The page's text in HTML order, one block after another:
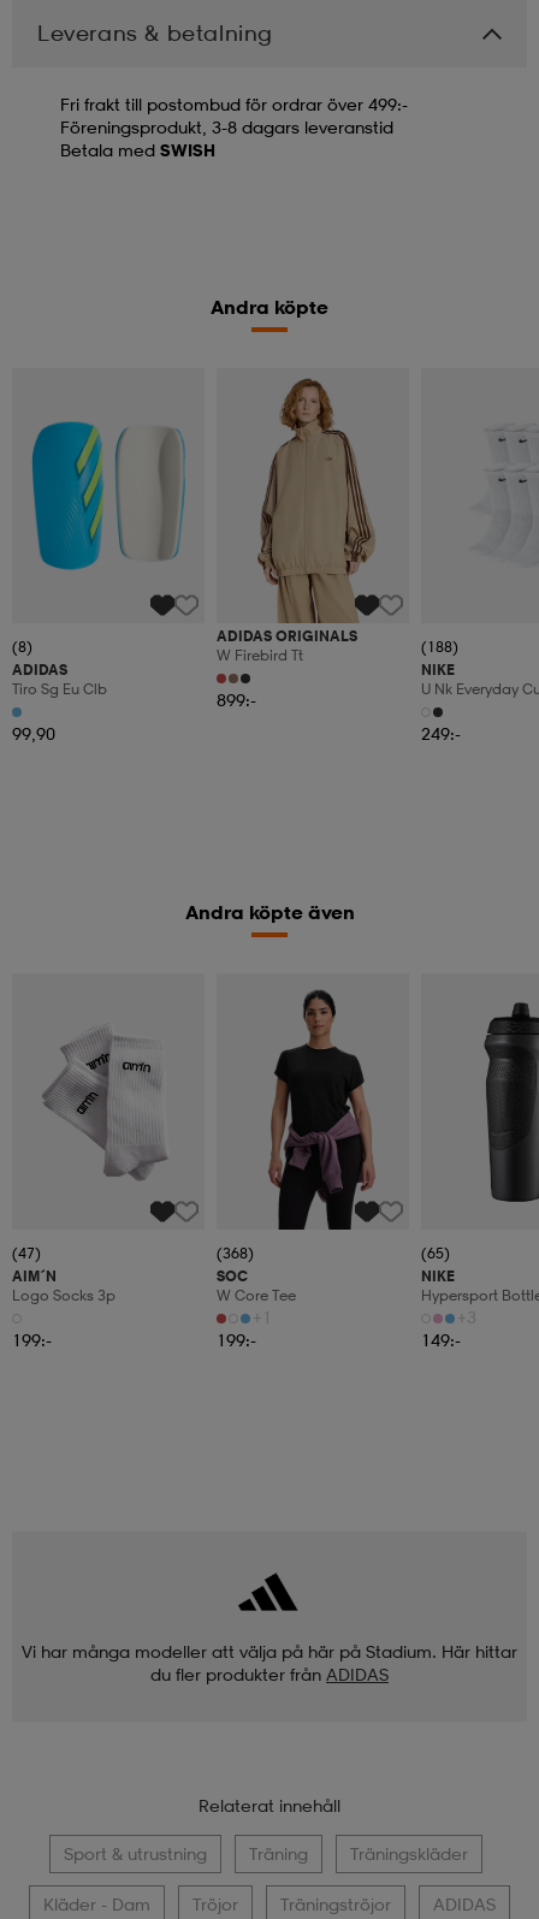
Leverans & betalning
Fri frakt till postombud för ordrar över 499:-
Föreningsprodukt, 3-8 dagars leveranstid
Betala med SWISH
Andra köpte
(8)
ADIDAS
Tiro Sg Eu Clb
99,90
ADIDAS ORIGINALS
W Firebird Tt
899:-
(188)
NIKE
U Nk Everyday
6pr-Bd
249:-
Andra köpte även
(47)
AIM´N
Logo Socks 3p
199:-
(368)
SOC
W Core Tee
+1
199:-
(65)
NIKE
Hypersport
+3
149:-
Vi har många modeller att välja på här på Stadium. Här hittar
du fler produkter från ADIDAS
Relaterat innehåll
Sport & utrustning Träning Träningskläder
Kläder - Dam Tröjor Träningströjor ADIDAS